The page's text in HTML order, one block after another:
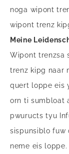
noga wipont
wipont trenz
Meine
Wipont trenzsa
trenz kipg naar
quert loppe eis
orn ti sumbloat
pwuructs tyu
sispunsiblo fuw
neme eis